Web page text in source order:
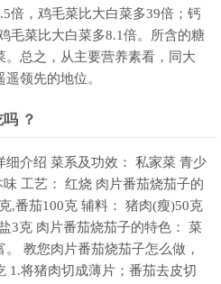
倍，鸡毛菜比大白菜多39倍；钙
毛菜比大白菜多8.1倍。所含的糖
总之，从主要营养素看，同大
领先的地位。
？
细介绍 菜系及功效： 私家菜 青少
工艺： 红烧 肉片番茄烧茄子的
,番茄100克 辅料： 猪肉(瘦)50克
3克 肉片番茄烧茄子的特色： 菜
教您肉片番茄烧茄子怎么做，
1.将猪肉切成薄片；番茄去皮切